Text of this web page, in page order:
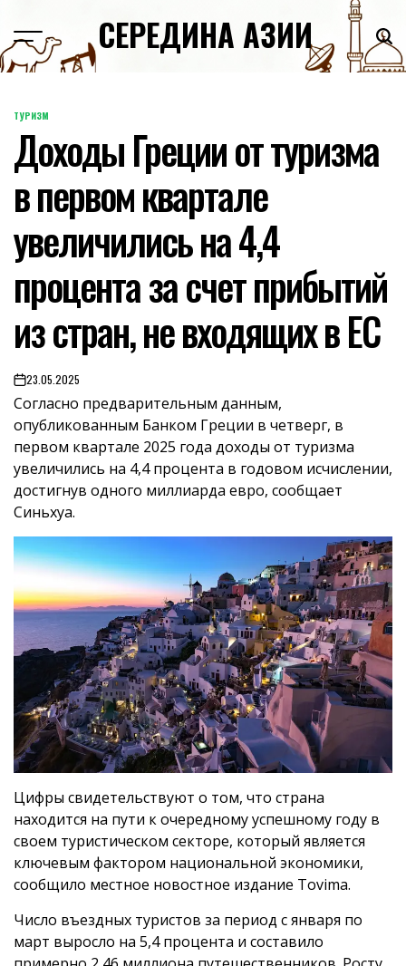
content
СЕРЕДИНА АЗИИ
POSTED
ТУРИЗМ
Доходы Греции от туризма
в первом квартале
увеличились на 4,4
процента за счет прибытий
из стран, не входящих в ЕС
on23.05.2025
Согласно предварительным данным,
опубликованным Банком Греции в четверг, в
первом квартале 2025 года доходы от туризма
увеличились на 4,4 процента в годовом исчислении,
достигнув одного миллиарда евро, сообщает
Синьхуа.
Цифры свидетельствуют о том, что страна
находится на пути к очередному успешному году в
своем туристическом секторе, который является
ключевым фактором национальной экономики,
сообщило местное новостное издание Tovima.
Число въездных туристов за период с января по
март выросло на 5,4 процента и составило